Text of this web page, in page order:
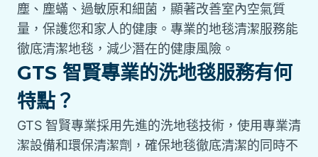
塵、塵蟎、過敏原和細菌，顯著改善室內空氣質
量，保護您和家人的健康。專業的地毯清潔服務能
徹底清潔地毯，減少潛在的健康風險。
GTS 智賢專業的洗地毯服務有何
特點？
GTS 智賢專業採用先進的洗地毯技術，使用專業清
潔設備和環保清潔劑，確保地毯徹底清潔的同時不